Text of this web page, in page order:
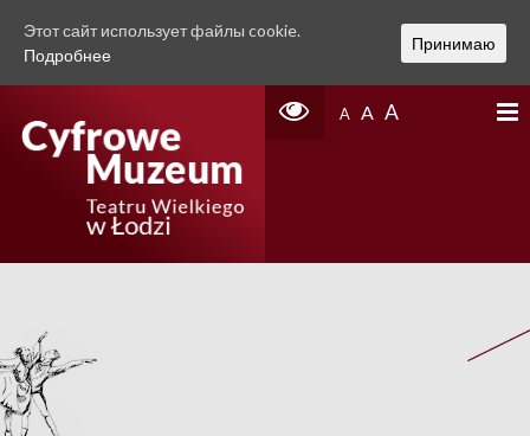
A A A
Этот сайт использует файлы cookie.
Подробнее
Принимаю